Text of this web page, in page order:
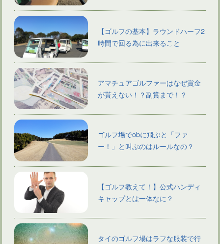
【ゴルフの基本】ラウンドハーフ2
時間で回る為に出来ること
アマチュアゴルファーはなぜ賞金
が貰えない！？副賞まで！？
ゴルフ場でobに飛ぶと「ファ
ー！」と叫ぶのはルールなの？
【ゴルフ教えて！】公式ハンディ
キャップとは一体なに？
タイのゴルフ場はラフな服装で行